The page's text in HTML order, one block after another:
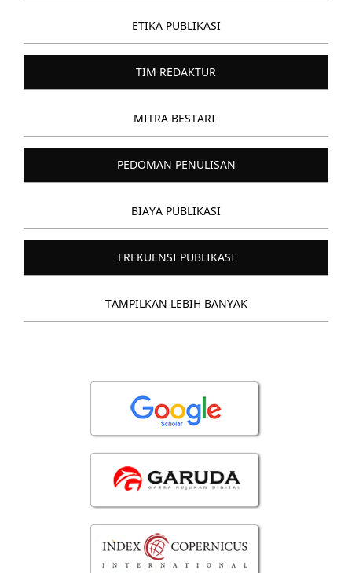
ETIKA PUBLIKASI
TIM REDAKTUR
MITRA BESTARI
PEDOMAN PENULISAN
BIAYA PUBLIKASI
FREKUENSI PUBLIKASI
TAMPILKAN LEBIH BANYAK